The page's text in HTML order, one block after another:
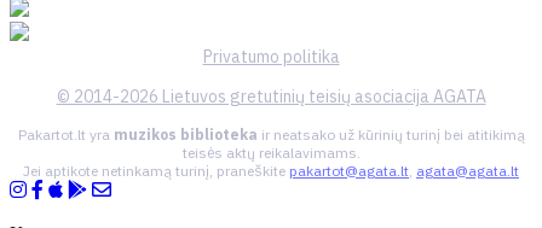
Privatumo politika
© 2014-2026 Lietuvos gretutinių teisių asociacija AGATA
Pakartot.lt yra muzikos biblioteka ir neatsako už kūrinių turinį bei atitikimą
teisės aktų reikalavimams.
Jei aptikote netinkamą turinį, praneškite pakartot@agata.lt, agata@agata.lt